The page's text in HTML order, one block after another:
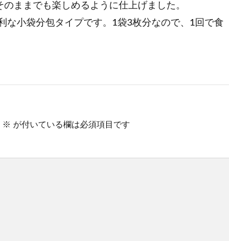
ままでも楽しめるように仕上げました。
な小袋分包タイプです。1袋3枚分なので、1回で食
※ が付いている欄は必須項目です